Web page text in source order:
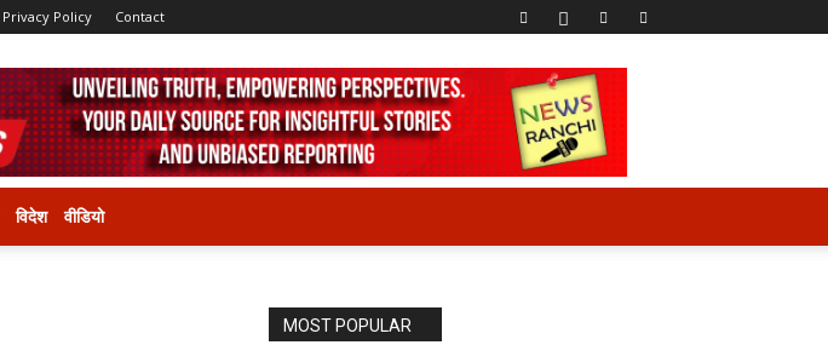
Privacy Policy Contact
विदेश वीडियो
MOST POPULAR